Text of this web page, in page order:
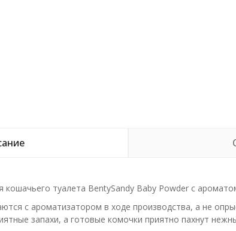
туалета BentySandy Baby Powder с
с ароматизатором в ходе производства, а не
запахи, а готовые комочки приятно пахнут